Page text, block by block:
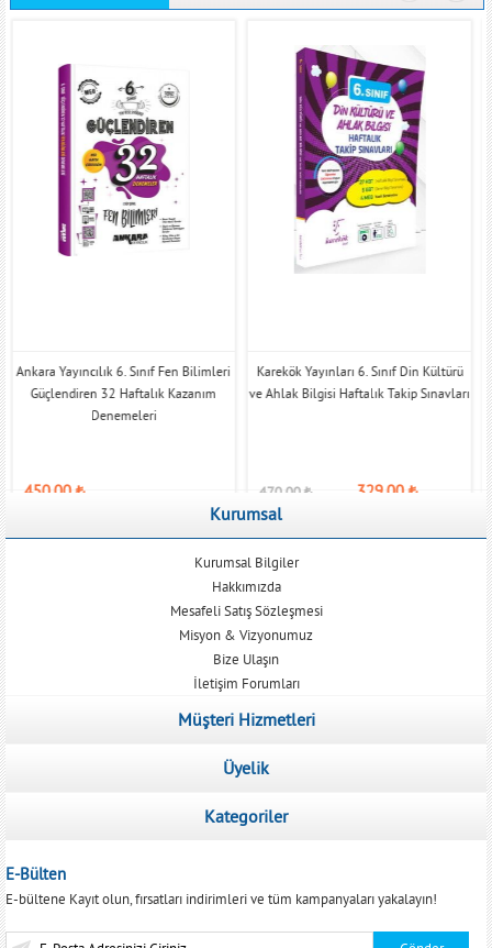
Ankara Yayıncılık 6. Sınıf Fen Bilimleri
Güçlendiren 32 Haftalık Kazanım
Denemeleri
450,00₺
Karekök Yayınları 6. Sınıf Din Kültürü
ve Ahlak Bilgisi Haftalık Takip Sınavları
470,00₺ 329,00₺
Kurumsal
Kurumsal Bilgiler
Hakkımızda
Mesafeli Satış Sözleşmesi
Misyon & Vizyonumuz
Bize Ulaşın
İletişim Forumları
Müşteri Hizmetleri
Üyelik
Kategoriler
E-Bülten
E-bültene Kayıt olun, fırsatları indirimleri ve tüm kampanyaları yakalayın!